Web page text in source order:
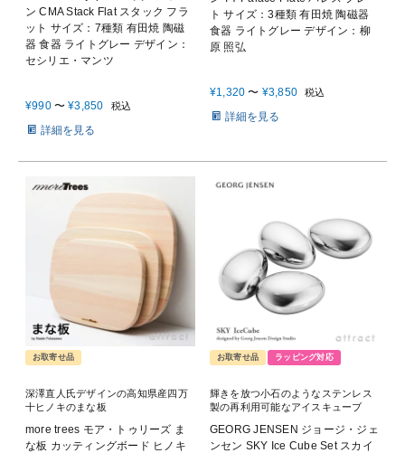
ン CMA Stack Flat スタック フラ
ット サイズ：7種類 有田焼 陶磁
器 食器 ライトグレー デザイン：
セシリエ・マンツ
¥990 〜 ¥3,850 税込
詳細を見る
ト サイズ：3種類 有田焼 陶磁器
食器 ライトグレー デザイン：柳
原 照弘
¥1,320 〜 ¥3,850 税込
詳細を見る
お取寄せ品
深澤直人氏デザインの高知県産四万
十ヒノキのまな板
more trees モア・トゥリーズ ま
な板 カッティングボード ヒノキ
お取寄せ品 ラッピング対応
輝きを放つ小石のようなステンレス
製の再利用可能なアイスキューブ
GEORG JENSEN ジョージ・ジェ
ンセン SKY Ice Cube Set スカイ